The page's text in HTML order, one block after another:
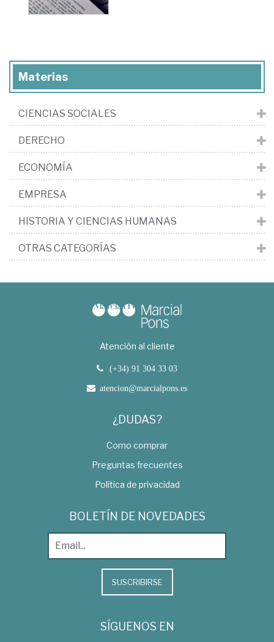
Materias
CIENCIAS SOCIALES
DERECHO
ECONOMÍA
EMPRESA
HISTORIA Y CIENCIAS HUMANAS
OTRAS CATEGORÍAS
Atención al cliente
(+34) 91 304 33 03
atencion@marcialpons.es
¿DUDAS?
Como comprar
Preguntas frecuentes
Política de privacidad
BOLETÍN DE NOVEDADES
SUSCRIBIRSE
SÍGUENOS EN